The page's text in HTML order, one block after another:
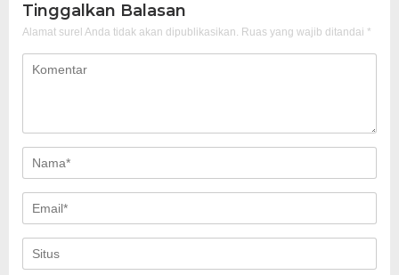
Tinggalkan Balasan
Alamat surel Anda tidak akan dipublikasikan. Ruas yang wajib ditandai *